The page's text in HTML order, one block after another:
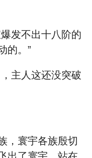
发不出十八阶的
的。”
主人这还没突破
，寰宇各族殷切